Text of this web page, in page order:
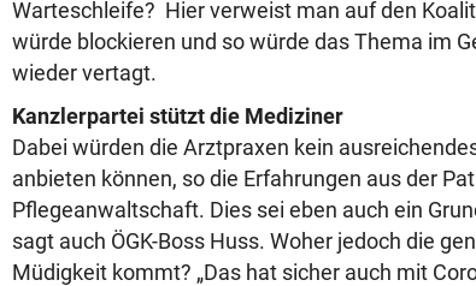
Warteschleife? Hier verweist man auf den
würde blockieren und so würde das Thema im
wieder vertagt.
Kanzlerpartei stützt die Mediziner
Dabei würden die Arztpraxen kein
anbieten können, so die Erfahrungen aus der
Pflegeanwaltschaft. Dies sei eben auch ein
sagt auch ÖGK-Boss Huss. Woher jedoch die
Müdigkeit kommt? „Das hat sicher auch mit